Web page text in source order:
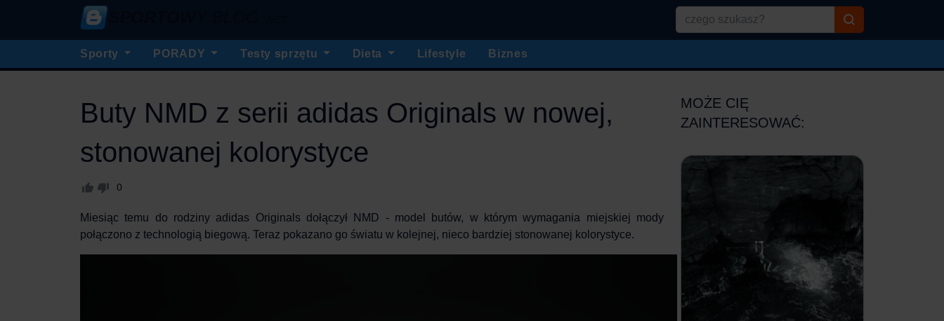
Sporty PORADY Testy sprzętu Dieta Lifestyle Biznes
Buty NMD z serii adidas Originals w nowej,
stonowanej kolorystyce
0
Miesiąc temu do rodziny adidas Originalsdołączył NMD - model butów, w którym wymagania miejskiej mody
połączono z technologią biegową. Teraz pokazano go światu w kolejnej, nieco bardziej stonowanej kolorystyce.
MOŻE CIĘ
ZAINTERESOWAĆ: